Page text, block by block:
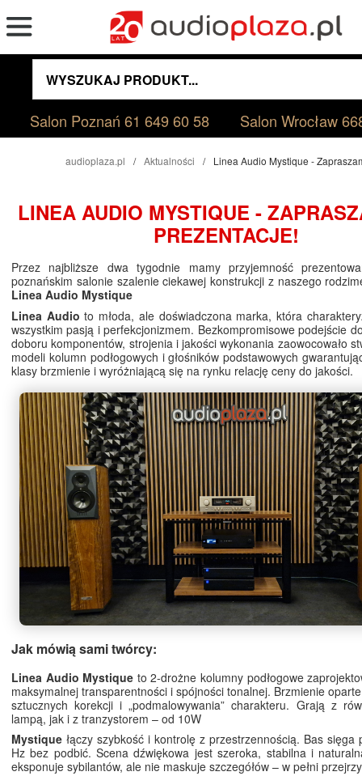
Salon Poznań61 649 60 58 Salon Wrocław
audioplaza.pl Aktualności Linea Audio Mystique -
LINEA AUDIO MYSTIQUE -
PREZENTACJE!
Przez najbliższe dwa tygodnie mamy przyjemność
poznańskim salonie szalenie ciekawej konstrukcji z naszego
Linea Audio Mystique
Linea Audio to młoda, ale doświadczona marka, która
wszystkim pasją i perfekcjonizmem. Bezkompromisowe podejście
doboru komponentów, strojenia i jakości wykonania zaowocowało
modeli kolumn podłogowych i głośników podstawowych
klasy brzmienie i wyróżniającą się na rynku relację ceny do jakości.
Jak mówią sami twórcy:
Linea Audio Mystique to 2-drożne kolumny podłogowe
maksymalnej transparentności i spójności tonalnej. Brzmienie
sztucznych korekcji i „podmalowywania” charakteru. Grają z
lampą, jak i z tranzystorem – od 10W
Mystique łączy szybkość i kontrolę z przestrzennością. Bas sięga
Hz bez podbić. Scena dźwiękowa jest szeroka, stabilna i
eksponuje sybilantów, ale nie maskuje szczegółów – w pełni